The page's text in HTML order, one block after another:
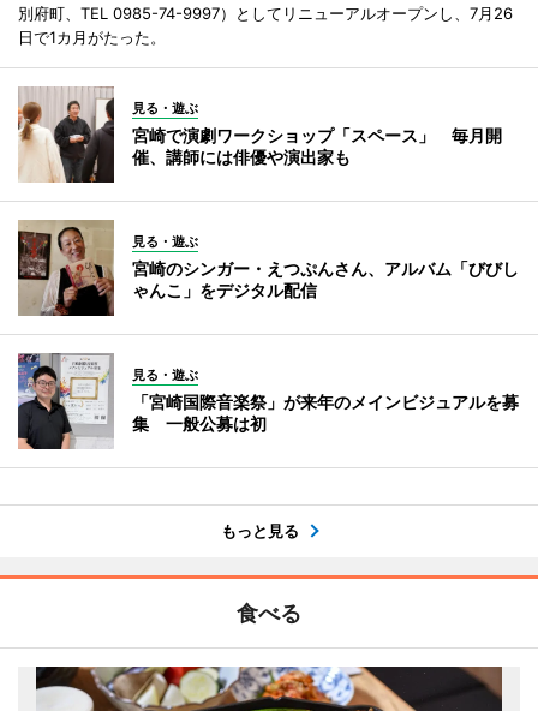
別府町、TEL 0985-74-9997）としてリニューアルオープンし、7月26
日で1カ月がたった。
見る・遊ぶ
宮崎で演劇ワークショップ「スペース」 毎月開
催、講師には俳優や演出家も
見る・遊ぶ
宮崎のシンガー・えつぷんさん、アルバム「びびし
ゃんこ」をデジタル配信
見る・遊ぶ
「宮崎国際音楽祭」が来年のメインビジュアルを募
集 一般公募は初
もっと見る
食べる